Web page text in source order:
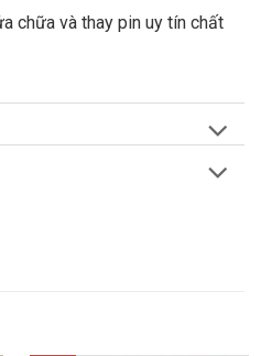
chữa và thay pin uy tín chất